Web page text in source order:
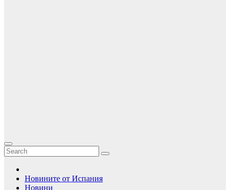
Новините от Испания
Новини